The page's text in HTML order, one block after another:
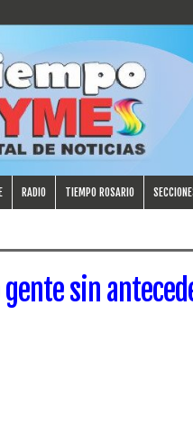
RADIO TIEMPO ROSARIO
sin